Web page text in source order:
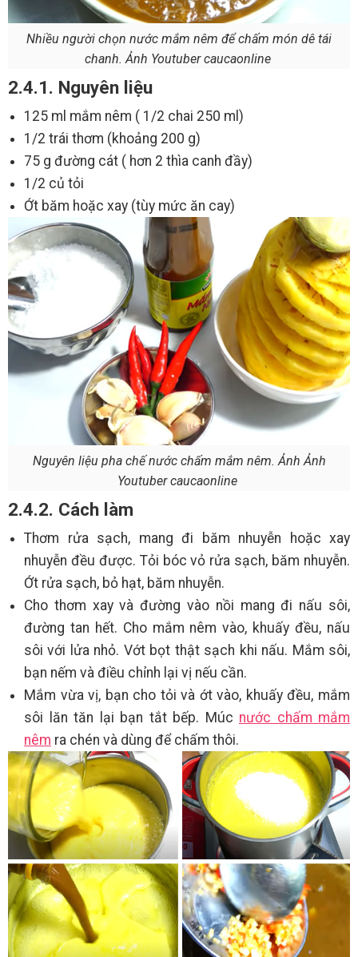
Nhiều người chọn nước mắm nêm để chấm món dê tái
chanh. Ảnh Youtuber caucaonline
2.4.1. Nguyên liệu
125 ml mắm nêm ( 1/2 chai 250 ml)
1/2 trái thơm (khoảng 200 g)
75 g đường cát ( hơn 2 thìa canh đầy)
1/2 củ tỏi
Ớt băm hoặc xay (tùy mức ăn cay)
Nguyên liệu pha chế nước chấm mắm nêm. Ảnh Ảnh
Youtuber caucaonline
2.4.2. Cách làm
Thơm rửa sạch, mang đi băm nhuyễn hoặc xay
nhuyễn đều được. Tỏi bóc vỏ rửa sạch, băm nhuyễn.
Ớt rửa sạch, bỏ hạt, băm nhuyễn.
Cho thơm xay và đường vào nồi mang đi nấu sôi,
đường tan hết. Cho mắm nêm vào, khuấy đều, nấu
sôi với lửa nhỏ. Vớt bọt thật sạch khi nấu. Mắm sôi,
bạn nếm và điều chỉnh lại vị nếu cần.
Mắm vừa vị, bạn cho tỏi và ớt vào, khuấy đều, mắm
sôi lăn tăn lại bạn tắt bếp. Múc nước chấm mắm
nêm ra chén và dùng để chấm thôi.